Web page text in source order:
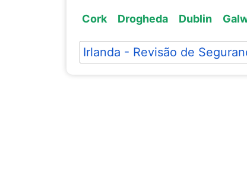
Cork Drogheda Dublin
Irlanda - Revisão de